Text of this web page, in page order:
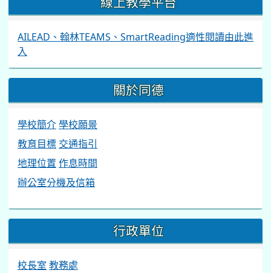
AILEAD、翰林TEAMS、SmartReading適性閱讀由此進
入
關於同德
學校簡介學校願景
教育目標 交通指引
地理位置 作息時間
辦公室分機及信箱
行政單位
校長室 教務處